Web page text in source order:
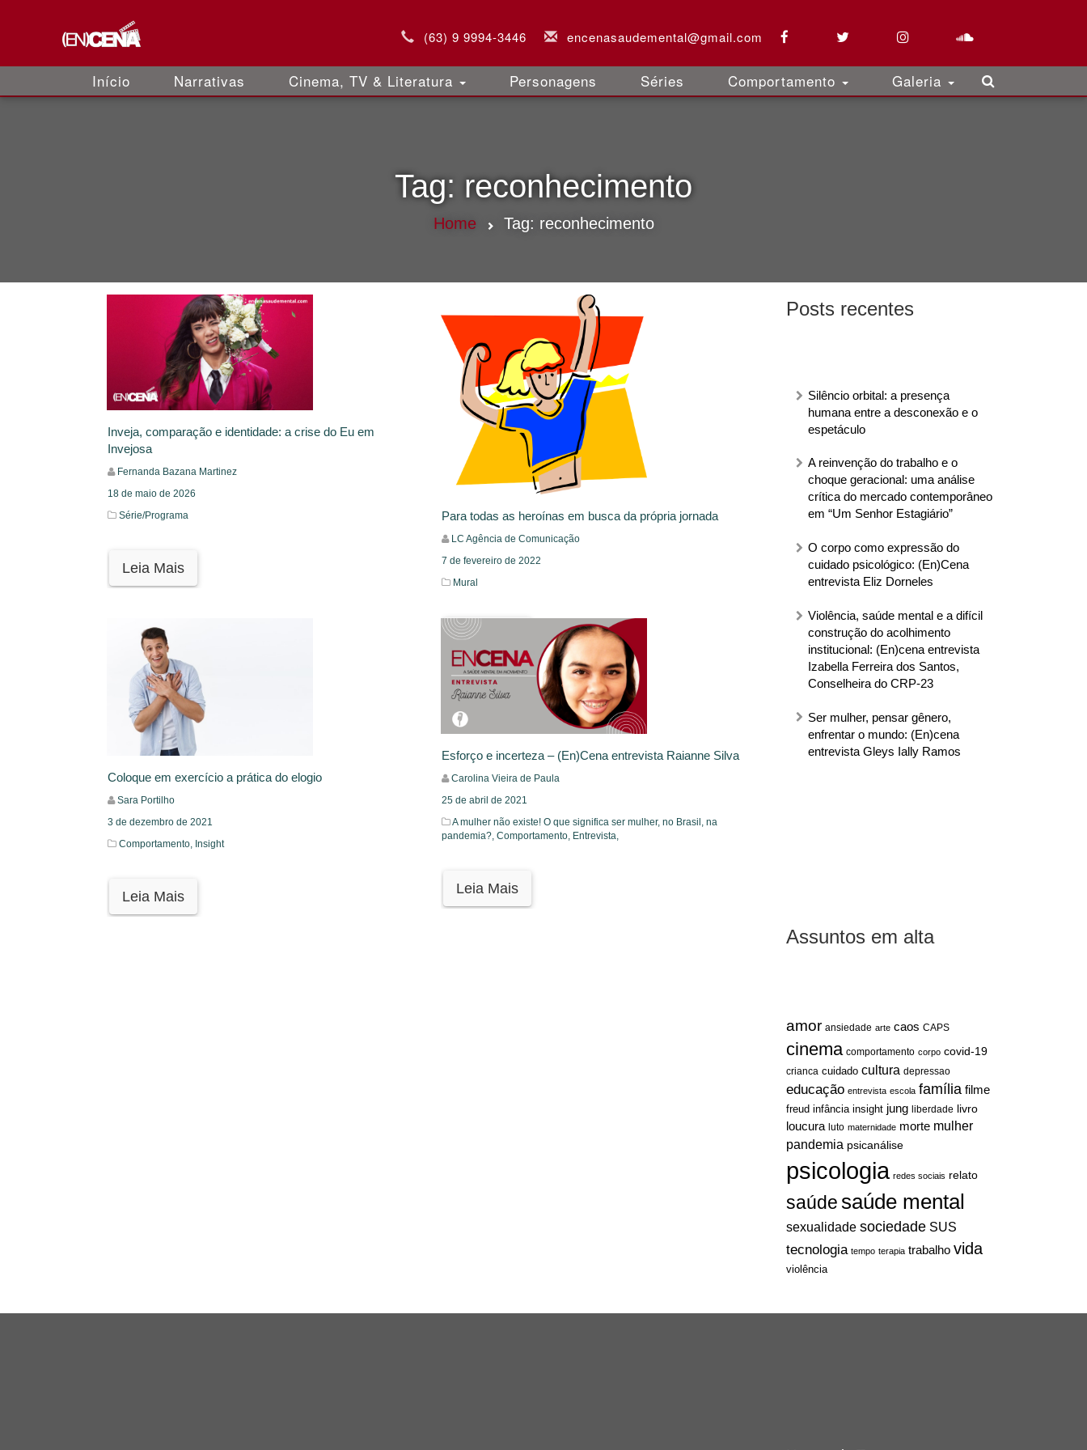
(63) 9 9994-3446 encenasaudemental@gmail.com
Início Narrativas Cinema, TV & Literatura Personagens Séries Comportamento Galeria
Tag: reconhecimento
Home Tag: reconhecimento
Posts recentes
Silêncio orbital: a presença
humana entre a desconexão e o
espetáculo
A reinvenção do trabalho e o
choque geracional: uma análise
crítica do mercado contemporâneo
em “Um Senhor Estagiário”
O corpo como expressão do
cuidado psicológico: (En)Cena
entrevista Eliz Dorneles
Violência, saúde mental e a difícil
construção do acolhimento
institucional: (En)cena entrevista
Izabella Ferreira dos Santos,
Conselheira do CRP-23
Ser mulher, pensar gênero,
enfrentar o mundo: (En)cena
entrevista Gleys Ially Ramos
Assuntos em alta
amor ansiedade arte caos CAPS
cinema comportamento corpo covid-19
crianca cuidado cultura depressao
educação entrevista escola família filme
freud infância insight jung liberdade livro
loucura luto maternidade morte mulher
pandemia psicanálise
psicologia redes sociais relato
saúdesaúde mental
sexualidade sociedade SUS
tecnologia tempo terapia trabalho vida
violência
Inveja, comparação e identidade: a crise do Eu em
Invejosa
Fernanda Bazana Martinez
18 de maio de 2026
Série/Programa
Leia Mais
Para todas as heroínas em busca da própria jornada
LC Agência de Comunicação
7 de fevereiro de 2022
Mural
Leia Mais
Coloque em exercício a prática do elogio
Sara Portilho
3 de dezembro de 2021
Comportamento, Insight
Leia Mais
Esforço e incerteza – (En)Cena entrevista Raianne Silva
Carolina Vieira de Paula
25 de abril de 2021
A mulher não existe! O que significa ser mulher, no Brasil, na
pandemia?, Comportamento, Entrevista,
Leia Mais